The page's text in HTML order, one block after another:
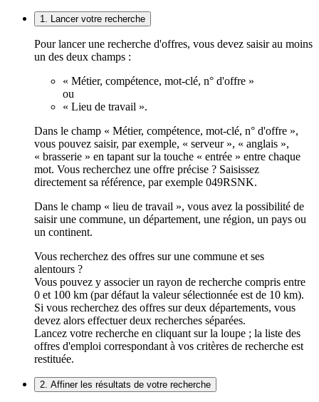
1. Lancer votre recherche
Pour lancer une recherche d'offres, vous devez saisir au moins
un des deux champs :
« Métier, compétence, mot-clé, n° d'offre »
ou
« Lieu de travail ».
Dans le champ « Métier, compétence, mot-clé, n° d'offre »,
vous pouvez saisir, par exemple, « serveur », « anglais »,
« brasserie » en tapant sur la touche « entrée » entre chaque
mot. Vous recherchez une offre précise ? Saisissez
directement sa référence, par exemple 049RSNK.
Dans le champ « lieu de travail », vous avez la possibilité de
saisir une commune, un département, une région, un pays ou
un continent.
Vous recherchez des offres sur une commune et ses
alentours ?
Vous pouvez y associer un rayon de recherche compris entre
0 et 100 km (par défaut la valeur sélectionnée est de 10 km).
Si vous recherchez des offres sur deux départements, vous
devez alors effectuer deux recherches séparées.
Lancez votre recherche en cliquant sur la loupe ; la liste des
offres d'emploi correspondant à vos critères de recherche est
restituée.
2. Affiner les résultats de votre recherche